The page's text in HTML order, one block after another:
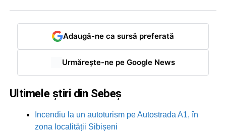
Adaugă-ne ca sursă preferată
Urmărește-ne pe Google News
Ultimele știri din Sebeș
Incendiu la un autoturism pe Autostrada A1, în
zona localității Sibișeni